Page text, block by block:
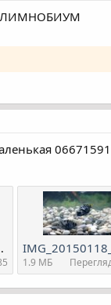
ЛИМНОБИУМ
1.9 MБ